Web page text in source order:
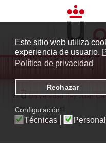
Este sitio web utiliza
experiencia de usuario.
Política de privacidad
Rechazar
Configuración:
Técnicas
© Universidad Rey Juan
Móstoles. Madrid
radio.fuenlabrada1@urjc.es|